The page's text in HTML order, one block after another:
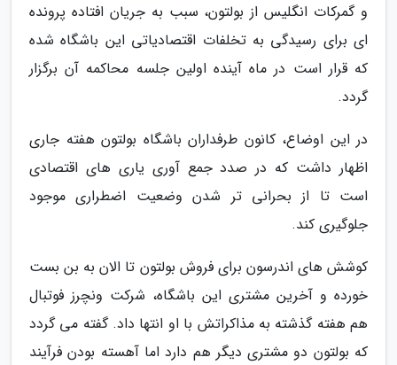
و گمرکات انگلیس از بولتون، سبب به جریان افتاده پرونده
ای برای رسیدگی به تخلفات اقتصادیاتی این باشگاه شده
که قرار است در ماه آینده اولین جلسه محاکمه آن برگزار
گردد.
در این اوضاع، کانون طرفداران باشگاه بولتون هفته جاری
اظهار داشت که در صدد جمع آوری یاری های اقتصادی
است تا از بحرانی تر شدن وضعیت اضطراری موجود
جلوگیری کند.
کوشش های اندرسون برای فروش بولتون تا الان به بن بست
خورده و آخرین مشتری این باشگاه، شرکت ونچرز فوتبال
هم هفته گذشته به مذاکراتش با او انتها داد. گفته می گردد
که بولتون دو مشتری دیگر هم دارد اما آهسته بودن فرآیند